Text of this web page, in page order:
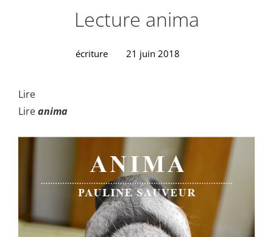
Lecture anima
écriture 21 juin 2018
Lire
Lireanima